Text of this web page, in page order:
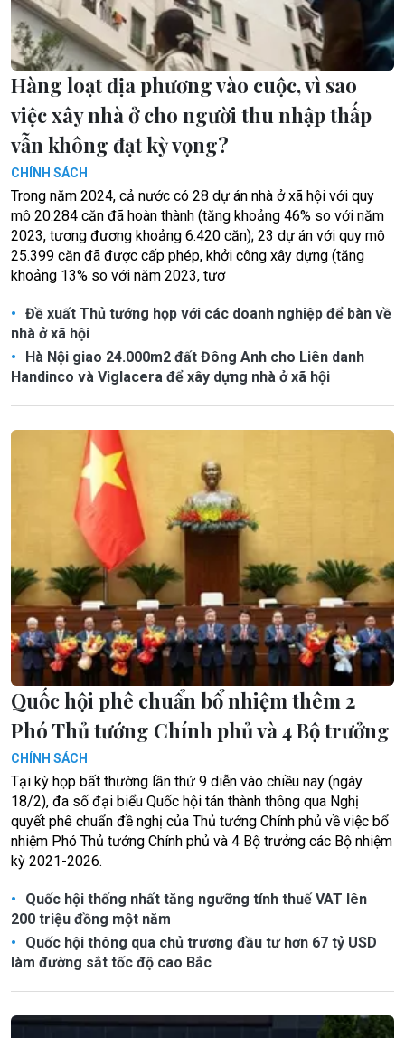
Hàng loạt địa phương vào cuộc, vì sao
việc xây nhà ở cho người thu nhập thấp
vẫn không đạt kỳ vọng?
CHÍNH SÁCH
Trong năm 2024, cả nước có 28 dự án nhà ở xã hội với quy
mô 20.284 căn đã hoàn thành (tăng khoảng 46% so với năm
2023, tương đương khoảng 6.420 căn); 23 dự án với quy mô
25.399 căn đã được cấp phép, khởi công xây dựng (tăng
khoảng 13% so với năm 2023, tươ
Đề xuất Thủ tướng họp với các doanh nghiệp để bàn về
nhà ở xã hội
Hà Nội giao 24.000m2 đất Đông Anh cho Liên danh
Handinco và Viglacera để xây dựng nhà ở xã hội
Quốc hội phê chuẩn bổ nhiệm thêm 2
Phó Thủ tướng Chính phủ và 4 Bộ trưởng
CHÍNH SÁCH
Tại kỳ họp bất thường lần thứ 9 diễn vào chiều nay (ngày
18/2), đa số đại biểu Quốc hội tán thành thông qua Nghị
quyết phê chuẩn đề nghị của Thủ tướng Chính phủ về việc bổ
nhiệm Phó Thủ tướng Chính phủ và 4 Bộ trưởng các Bộ nhiệm
kỳ 2021-2026.
Quốc hội thống nhất tăng ngưỡng tính thuế VAT lên
200 triệu đồng một năm
Quốc hội thông qua chủ trương đầu tư hơn 67 tỷ USD
làm đường sắt tốc độ cao Bắc